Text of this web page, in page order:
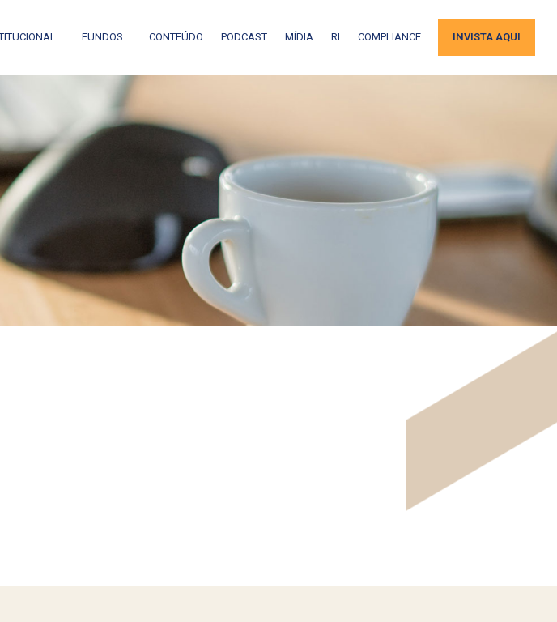
FUNDOS CONTEÚDO PODCAST MÍDIA RI COMPLIANCE INVISTA AQUI